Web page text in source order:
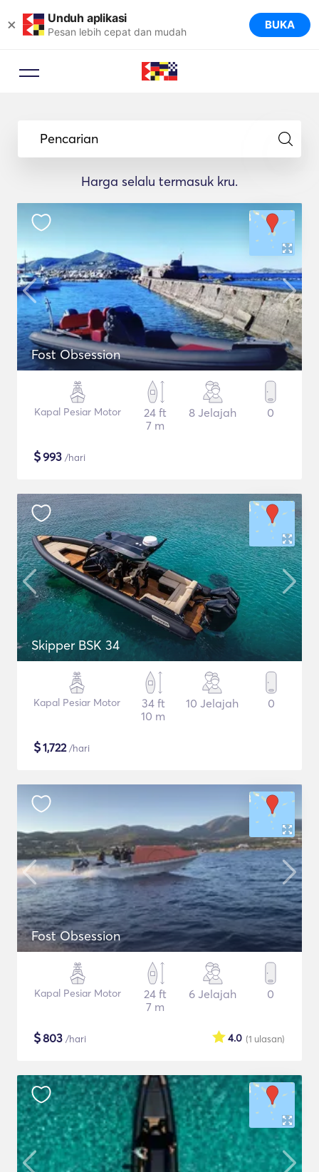
× Unduh aplikasi
Pesan lebih cepat dan mudah BUKA
Pencarian
Harga selalu termasuk kru.
Fost Obsession
Kapal Pesiar Motor
24 ft
7 m
8 Jelajah 0
$993 /hari
Skipper BSK 34
Kapal Pesiar Motor
34 ft
10 m
10 Jelajah 0
$1,722/hari
Fost Obsession
Kapal Pesiar Motor
24 ft
7 m
6 Jelajah 0
$803 /hari (1 ulasan)
4.0